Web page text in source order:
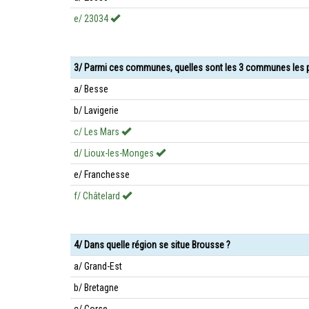
e/ 23034
3/ Parmi ces communes, quelles sont les 3 communes les
a/ Besse
b/ Lavigerie
c/ Les Mars
d/ Lioux-les-Monges
e/ Franchesse
f/ Châtelard
4/ Dans quelle région se situe Brousse ?
a/ Grand-Est
b/ Bretagne